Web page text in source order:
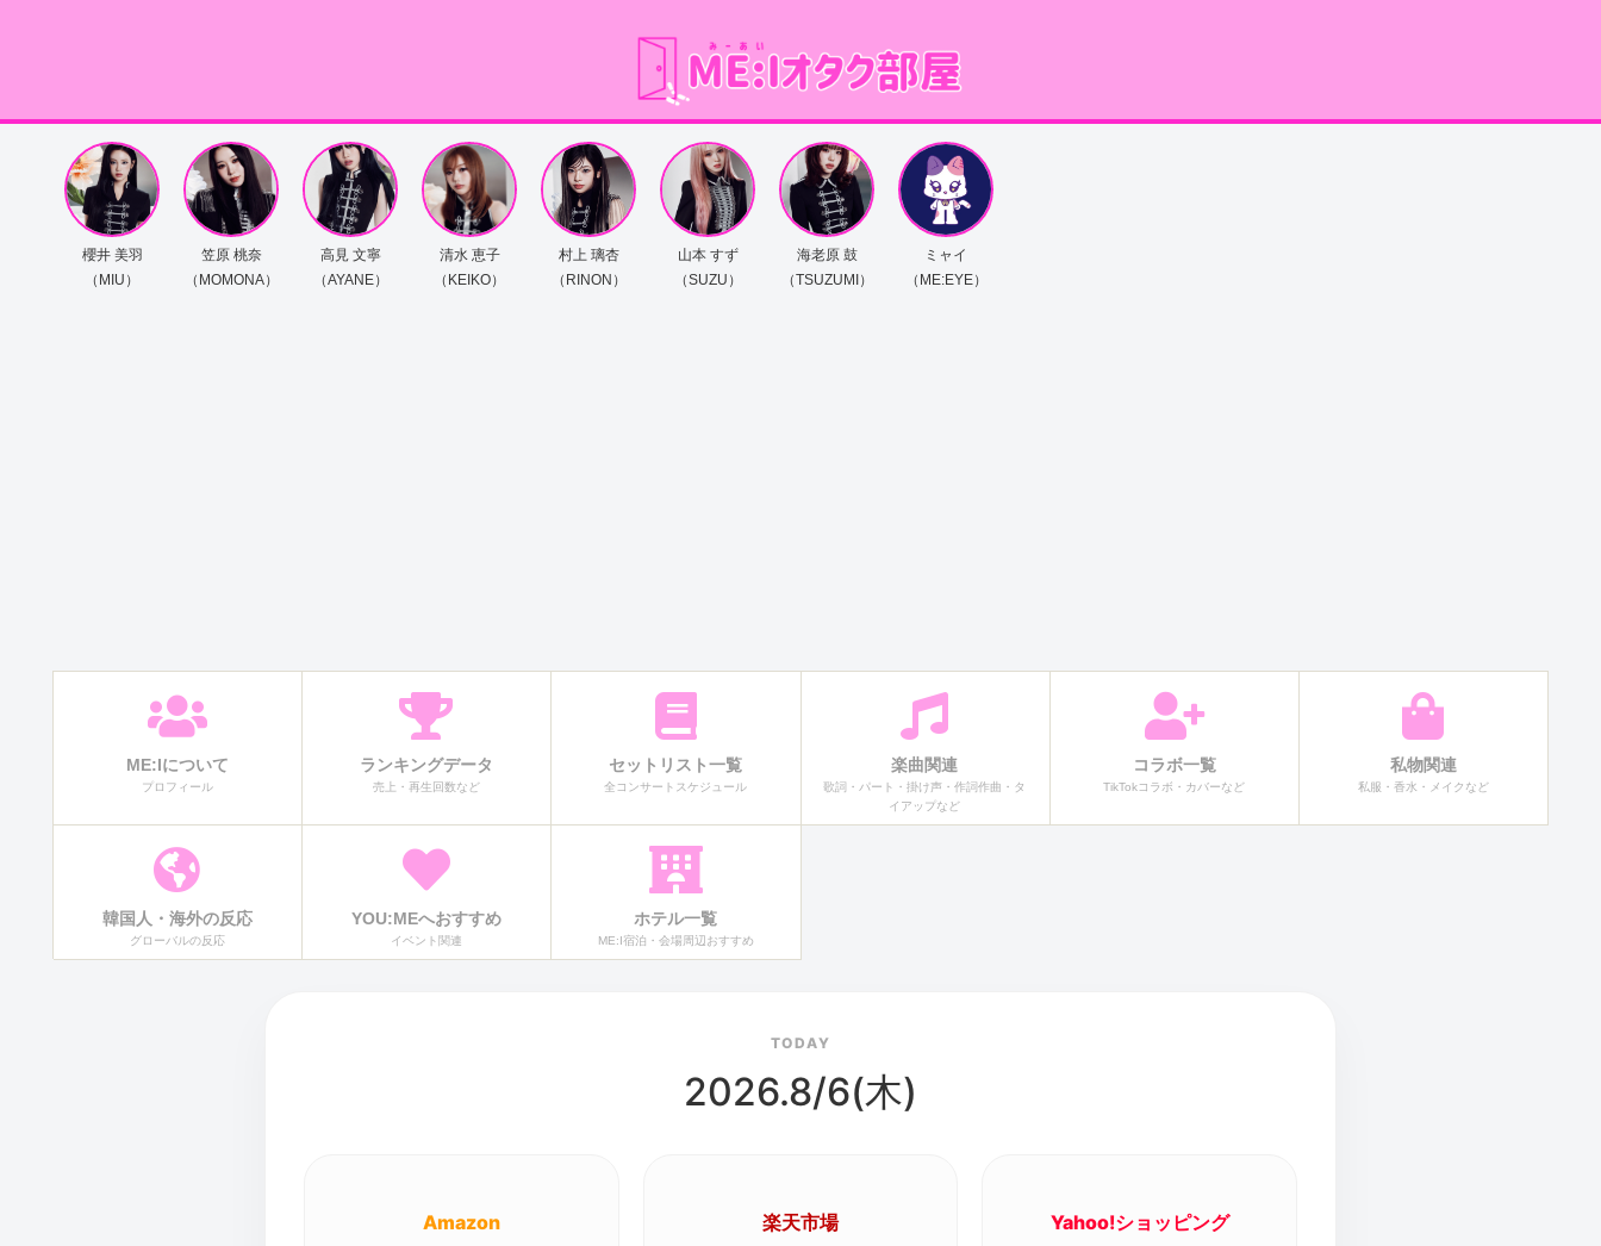
櫻井 美羽
（MIU）
笠原 桃奈
（MOMONA）
高見 文寧
（AYANE）
清水 恵子
（KEIKO）
村上 璃杏
（RINON）
山本 すず
（SUZU）
海老原 鼓
（TSUZUMI）
ミャイ
（ME:EYE）
ME:Iについて
プロフィール
ランキングデータ
売上・再生回数など
セットリスト一覧
全コンサートスケジュール
楽曲関連
歌詞・パート・掛け声・作詞作曲・タ
イアップなど
コラボ一覧
TikTokコラボ・カバーなど
私物関連
私服・香水・メイクなど
韓国人・海外の反応
グローバルの反応
YOU:MEへおすすめ
イベント関連
ホテル一覧
ME:I宿泊・会場周辺おすすめ
TODAY
2026.8/6(木)
Amazon 楽天市場 Yahoo!ショッピング